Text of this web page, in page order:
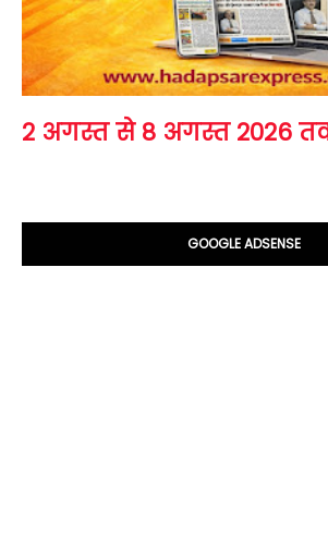
2 अगस्त से 8 अगस्त 2026
GOOGLE ADSENSE